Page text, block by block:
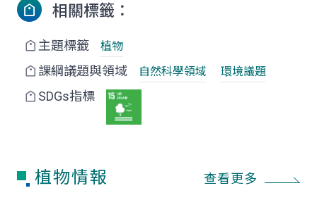
相關標籤：
主題標籤 植物
課綱議題與領域 自然科學領域 環境議題
SDGs指標
植物情報 查看更多